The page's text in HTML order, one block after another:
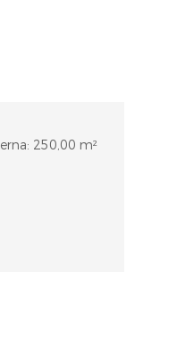
250,00 m²